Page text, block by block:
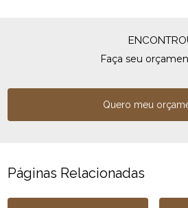
Faça seu
Quero meu
Páginas Relacionadas